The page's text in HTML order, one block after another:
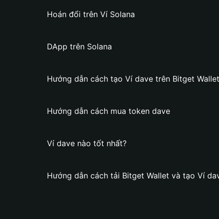
Hoán đổi trên Ví Solana
DApp trên Solana
Hướng dẫn cách tạo Ví dave trên Bitget Wallet
Hướng dẫn cách mua token dave
Ví dave nào tốt nhất?
Hướng dẫn cách tải Bitget Wallet và tạo Ví